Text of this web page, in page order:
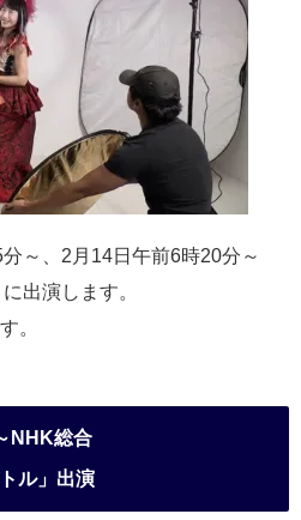
～、2月14日午前6時20分～
出演します。
。
NHK総合
ル」出演